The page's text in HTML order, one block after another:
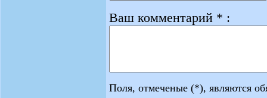
Ваш комментарий * :
Поля, отмеченые (*), являются